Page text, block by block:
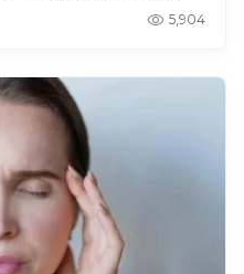
5,904